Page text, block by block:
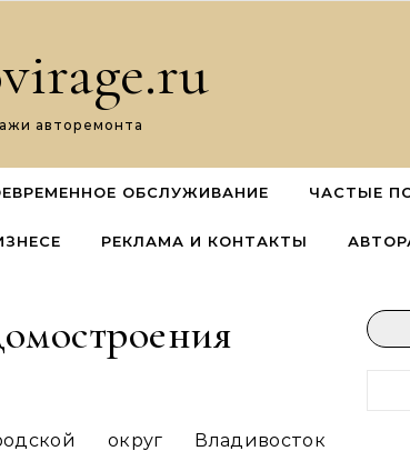
авторемонта
ОБСЛУЖИВАНИЕ ЧАСТЫЕ
РЕКЛАМА И КОНТАКТЫ